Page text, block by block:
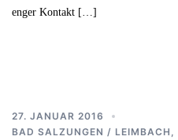
enger Kontakt […]
27. JANUAR 2016
BAD SALZUNGEN / LEIMBACH